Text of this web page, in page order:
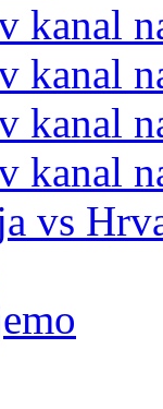
kanal
kanal
kanal
kanal
vs